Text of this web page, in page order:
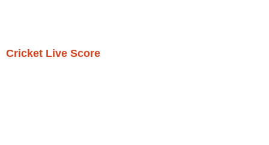
Cricket Live Score